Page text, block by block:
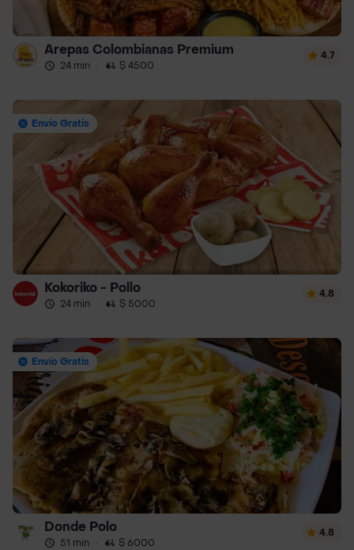
Arepas Colombianas Premium
24 min · $ 4500
4.7
Envío Gratis
Kokoriko - Pollo
24 min · $ 5000
4.8
Envío Gratis
Donde Polo
51 min · $ 6000
4.8